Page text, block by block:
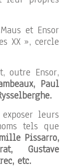
et Ensor
XX », cercle
outre Ensor,
Paul
leurs
tels que
Pissarro,
Gustave
etc.